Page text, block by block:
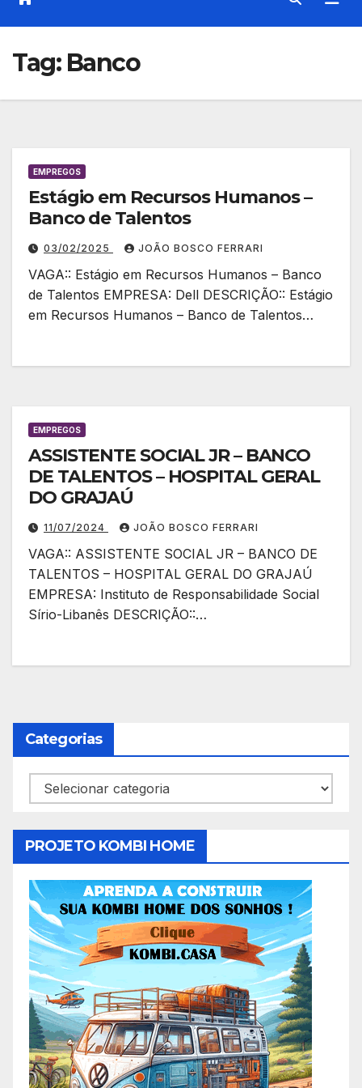
Tag: Banco
EMPREGOS
Estágio em Recursos Humanos –
Banco de Talentos
03/02/2025 JOÃO BOSCO FERRARI
VAGA:: Estágio em Recursos Humanos – Banco
de Talentos EMPRESA: Dell DESCRIÇÃO:: Estágio
em Recursos Humanos – Banco de Talentos…
EMPREGOS
ASSISTENTE SOCIAL JR – BANCO
DE TALENTOS – HOSPITAL GERAL
DO GRAJAÚ
11/07/2024 JOÃO BOSCO FERRARI
VAGA:: ASSISTENTE SOCIAL JR – BANCO DE
TALENTOS – HOSPITAL GERAL DO GRAJAÚ
EMPRESA: Instituto de Responsabilidade Social
Sírio-Libanês DESCRIÇÃO::…
Categorias
Categorias
PROJETO KOMBI HOME